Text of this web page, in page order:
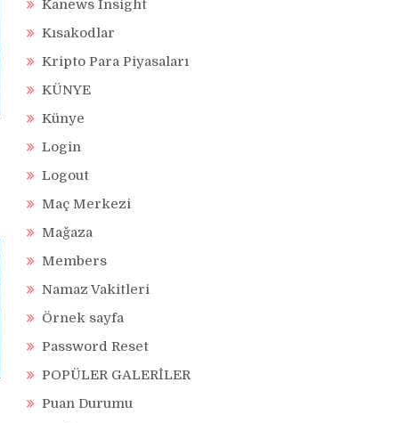
Kanews Insight
Kısakodlar
Kripto Para Piyasaları
KÜNYE
Künye
Login
Logout
Maç Merkezi
Mağaza
Members
Namaz Vakitleri
Örnek sayfa
Password Reset
POPÜLER GALERİLER
Puan Durumu